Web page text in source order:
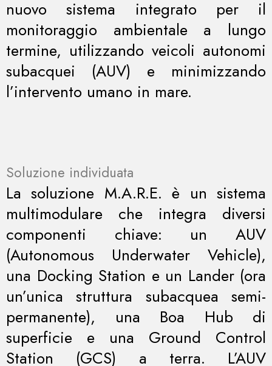
nuovo sistema integrato per il
monitoraggio ambientale a lungo
termine, utilizzando veicoli autonomi
subacquei (AUV) e minimizzando
l’intervento umano in mare.
Soluzione individuata
La soluzione M.A.R.E. è un sistema
multimodulare che integra diversi
componenti chiave: un AUV
(Autonomous Underwater Vehicle),
una Docking Station e un Lander (ora
un’unica struttura subacquea semi-
permanente), una Boa Hub di
superficie e una Ground Control
Station (GCS) a terra. L’AUV